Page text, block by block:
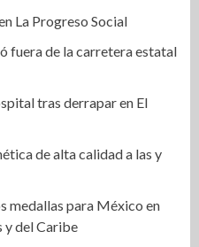
La Progreso Social
fuera de la carretera estatal
tras derrapar en El
de alta calidad a las y
medallas para México en
y del Caribe